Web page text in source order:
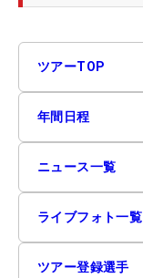
ツアーTOP
年間日程
ニュース一覧
ライブフォト一覧
ツアー登録選手